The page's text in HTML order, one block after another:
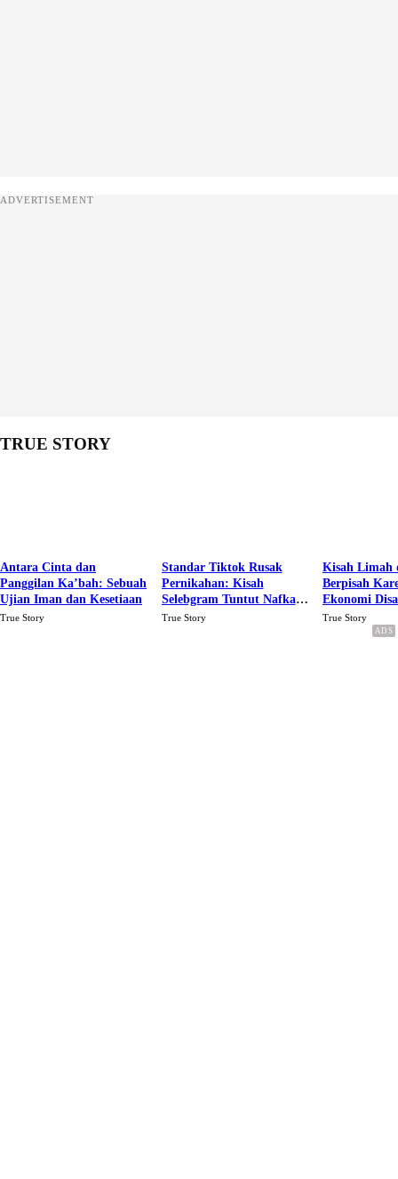
ADVERTISEMENT
TRUE STORY
Antara Cinta dan
Panggilan Ka’bah: Sebuah
Ujian Iman dan Kesetiaan
True Story
Standar Tiktok Rusak
Pernikahan: Kisah
Selebgram Tuntut Nafkah
Rp.15 Juta Perbulan
True Story
Kisah Limah
Berpisah
Ekonomi
Karena Cinta
True Story